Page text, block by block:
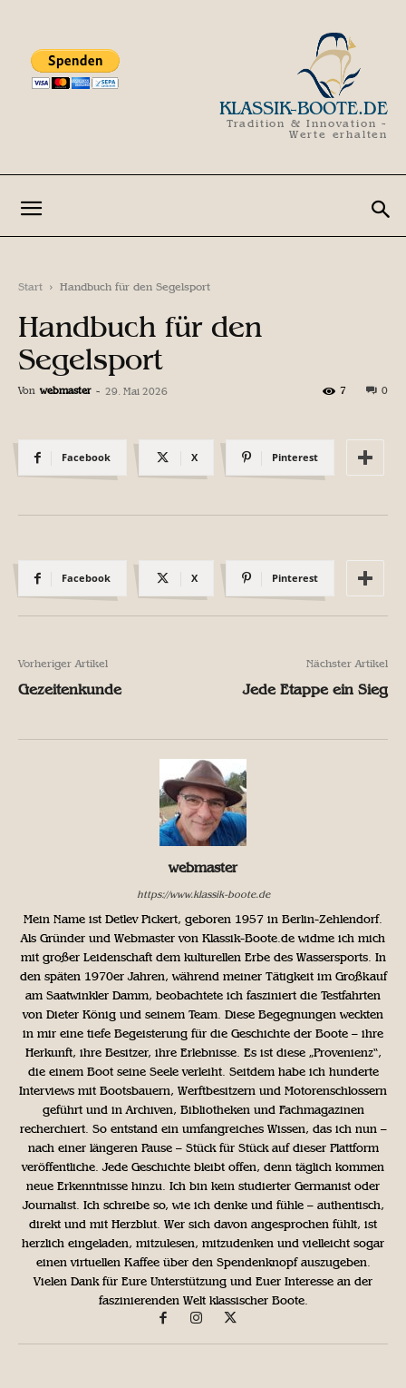
KLASSIK-BOOTE.DE
Tradition & Innovation -
Werte erhalten
Start Handbuch für den Segelsport
Handbuch für den
Segelsport
Von webmaster - 29. Mai 2026 0
7
Facebook X Pinterest
Facebook X Pinterest
Vorheriger Artikel
Gezeitenkunde
Nächster Artikel
Jede Etappe ein Sieg
webmaster
https://www.klassik-boote.de
Mein Name ist Detlev Pickert, geboren 1957 in Berlin-Zehlendorf.
Als Gründer und Webmaster von Klassik-Boote.de widme ich mich
mit großer Leidenschaft dem kulturellen Erbe des Wassersports. In
den späten 1970er Jahren, während meiner Tätigkeit im Großkauf
am Saatwinkler Damm, beobachtete ich fasziniert die Testfahrten
von Dieter König und seinem Team. Diese Begegnungen weckten
in mir eine tiefe Begeisterung für die Geschichte der Boote – ihre
Herkunft, ihre Besitzer, ihre Erlebnisse. Es ist diese „Provenienz“,
die einem Boot seine Seele verleiht. Seitdem habe ich hunderte
Interviews mit Bootsbauern, Werftbesitzern und Motorenschlossern
geführt und in Archiven, Bibliotheken und Fachmagazinen
recherchiert. So entstand ein umfangreiches Wissen, das ich nun –
nach einer längeren Pause – Stück für Stück auf dieser Plattform
veröffentliche. Jede Geschichte bleibt offen, denn täglich kommen
neue Erkenntnisse hinzu. Ich bin kein studierter Germanist oder
Journalist. Ich schreibe so, wie ich denke und fühle – authentisch,
direkt und mit Herzblut. Wer sich davon angesprochen fühlt, ist
herzlich eingeladen, mitzulesen, mitzudenken und vielleicht sogar
einen virtuellen Kaffee über den Spendenknopf auszugeben.
Vielen Dank für Eure Unterstützung und Euer Interesse an der
faszinierenden Welt klassischer Boote.